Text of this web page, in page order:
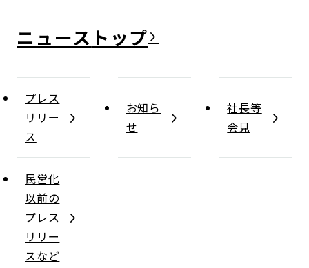
ニュース
プレス
リリー
ス
お知ら
せ
社長等
会見
民営化
以前の
プレス
リリー
スなど